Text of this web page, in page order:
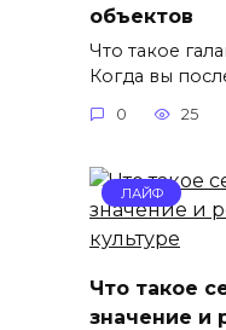
объектов
Что такое
Когда вы
0 25
ЛАЙФ
Что такое
значение и